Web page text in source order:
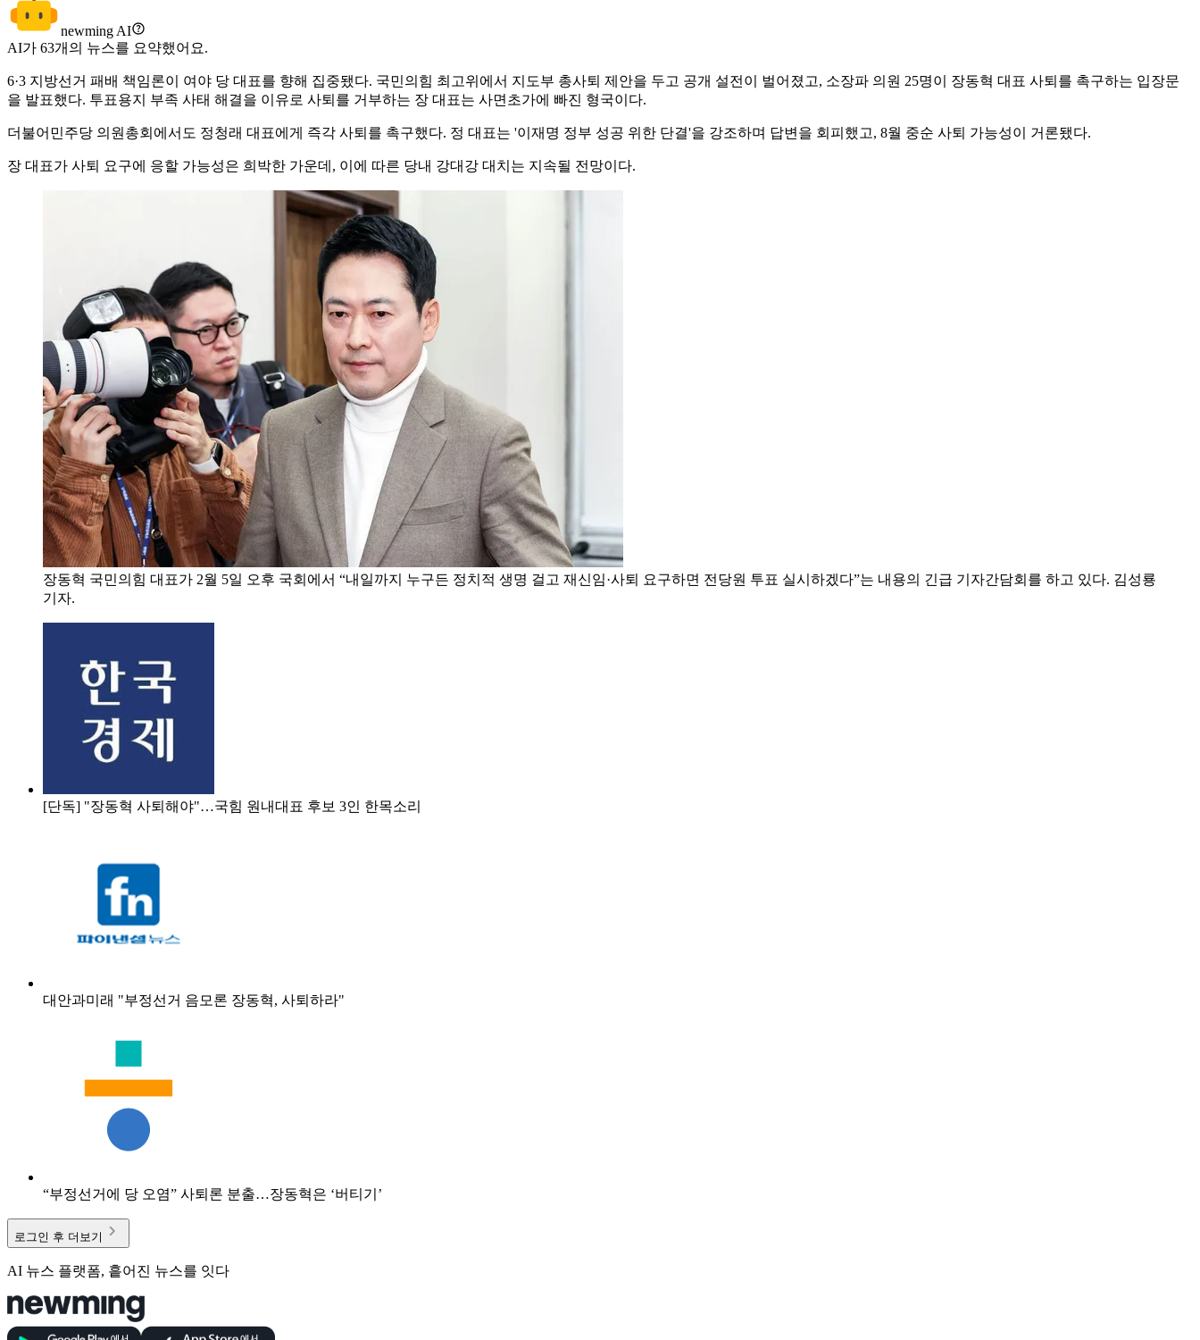
newming AI
AI가 63개의 뉴스를 요약했어요.
6·3 지방선거 패배 책임론이 여야 당 대표를 향해 집중됐다. 국민의힘 최고위에서 지도부 총사퇴 제안을 두고 공개 설전이 벌어졌고, 소장파 의원 25명이 장동혁 대표 사퇴를 촉구하는 입장문
을 발표했다. 투표용지 부족 사태 해결을 이유로 사퇴를 거부하는 장 대표는 사면초가에 빠진 형국이다.
더불어민주당 의원총회에서도 정청래 대표에게 즉각 사퇴를 촉구했다. 정 대표는 '이재명 정부 성공 위한 단결'을 강조하며 답변을 회피했고, 8월 중순 사퇴 가능성이 거론됐다.
장 대표가 사퇴 요구에 응할 가능성은 희박한 가운데, 이에 따른 당내 강대강 대치는 지속될 전망이다.
장동혁 국민의힘 대표가 2월 5일 오후 국회에서 “내일까지 누구든 정치적 생명 걸고 재신임·사퇴 요구하면 전당원 투표 실시하겠다”는 내용의 긴급 기자간담회를 하고 있다. 김성룡
기자.
[단독] "장동혁 사퇴해야"…국힘 원내대표 후보 3인 한목소리
대안과미래 "부정선거 음모론 장동혁, 사퇴하라"
“부정선거에 당 오염” 사퇴론 분출…장동혁은 ‘버티기’
로그인 후 더보기
AI 뉴스 플랫폼, 흩어진 뉴스를 잇다